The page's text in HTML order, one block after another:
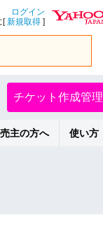
ログイン
[新規取得 ]
チケット作成管理
主の方へ 使い方